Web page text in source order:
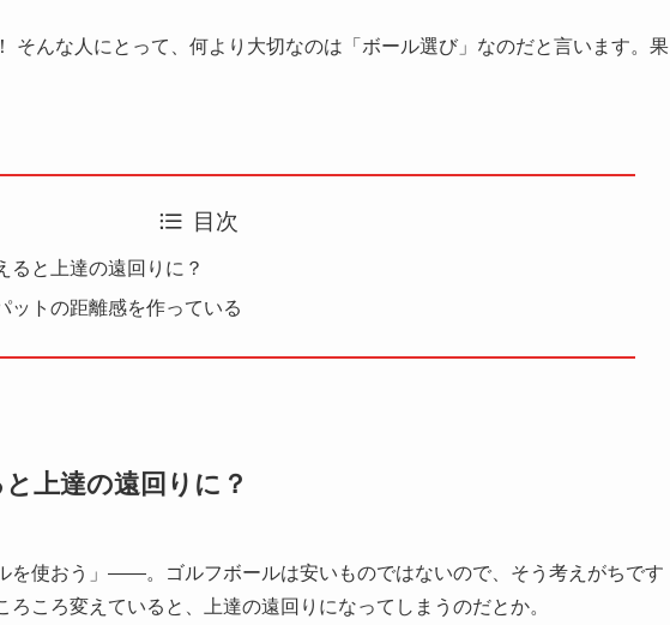
そんな人にとって、何より大切なのは「ボール選び」なのだと言います。果
目次
ると上達の遠回りに？
ットの距離感を作っている
上達の遠回りに？
を使おう」――。ゴルフボールは安いものではないので、そう考えがちです
ろころ変えていると、上達の遠回りになってしまうのだとか。